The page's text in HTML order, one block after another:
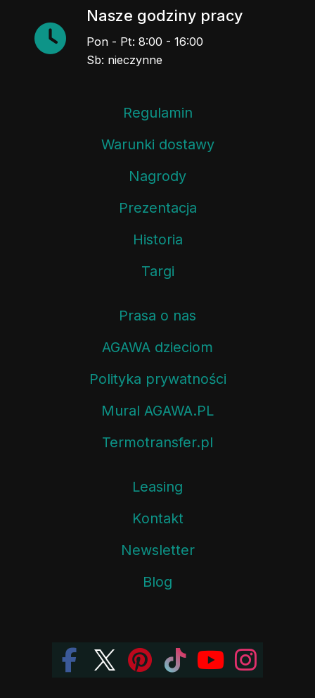
Nasze godziny pracy
Pon - Pt: 8:00 - 16:00
Sb: nieczynne
Regulamin
Warunki dostawy
Nagrody
Prezentacja
Historia
Targi
Prasa o nas
AGAWA dzieciom
Polityka prywatności
Mural AGAWA.PL
Termotransfer.pl
Leasing
Kontakt
Newsletter
Blog